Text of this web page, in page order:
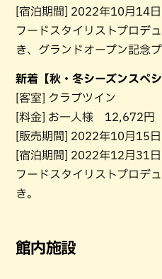
[宿泊期間] 2022年10月14
フードスタイリストプロデ
き、グランドオープン記念プ
新着【秋・冬シーズンスペ
[客室] クラブツイン
[料金] お一人様 12,672円
[販売期間] 2022年10月15
[宿泊期間] 2022年12月31
フードスタイリストプロデ
き。
館内施設